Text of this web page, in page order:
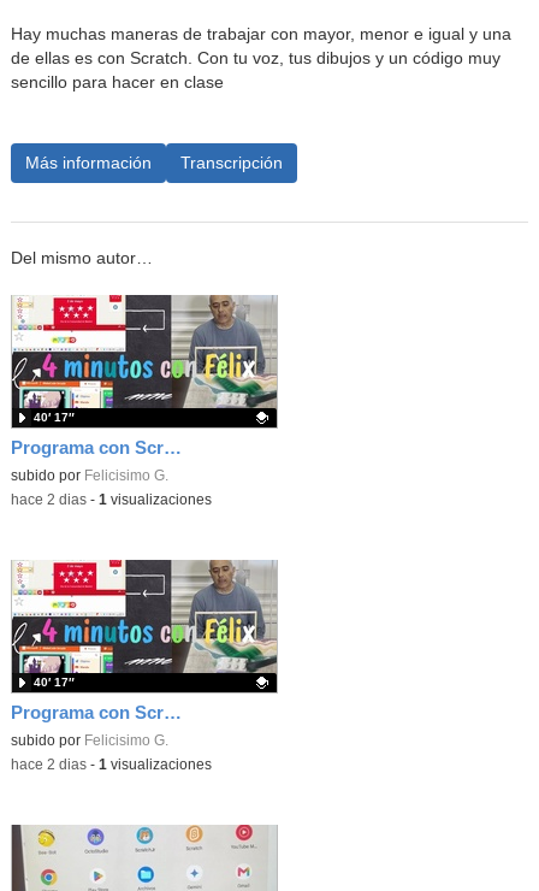
Hay muchas maneras de trabajar con mayor, menor e igual y una
de ellas es con Scratch. Con tu voz, tus dibujos y un código muy
sencillo para hacer en clase
Más información Transcripción
Del mismo autor…
Programa con Scratch, 8 diferentes juegos para vivir la emoción de los partidos de España en el mundial 2026
Contenido educativo.
subido por Felicisimo G.
40′ 17″
-hace 2 dias- 1 visualizaciones
Programa con Scratch juegos con los partidos del mundial 2026 ganados por España
Contenido educativo.
subido por Felicisimo G.
40′ 17″
-hace 2 dias- 1 visualizaciones